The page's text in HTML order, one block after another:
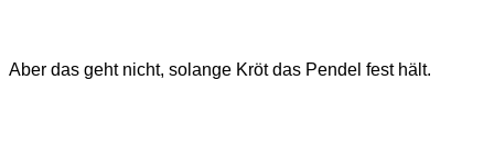
Aber das geht nicht, solange Kröt das Pendel fest hält.